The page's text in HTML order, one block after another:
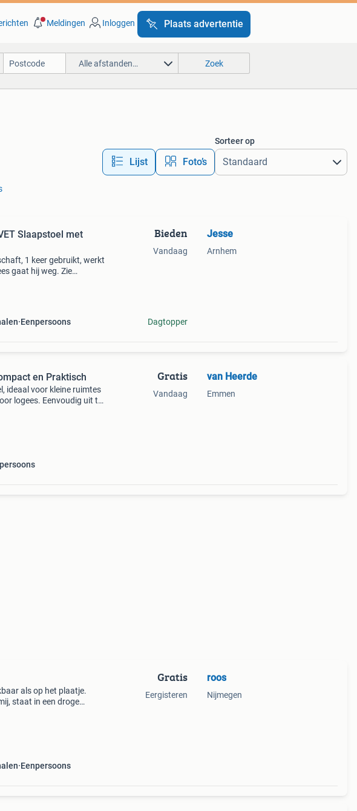
Meldingen Inloggen Plaats advertentie
Alle afstanden… Zoek
Lijst Foto’s
Sorteer op
Slaapstoel met
1 keer gebruikt, werkt
gaat hij weg. Zie
Eenpersoons
Bieden
Vandaag
Dagtopper
Jesse
Arnhem
en Praktisch
ideaal voor kleine ruimtes
logees. Eenvoudig uit te
Gratis
Vandaag
van Heerde
Emmen
als op het plaatje.
staat in een droge
Eenpersoons
Gratis
Eergisteren
roos
Nijmegen